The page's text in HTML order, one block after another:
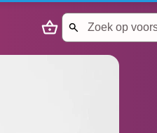
Naar winkelmandje
Search
Start met zoeken